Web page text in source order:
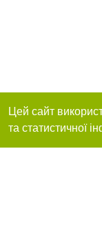
Цей сайт
та статистичної